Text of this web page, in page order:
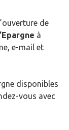
de
à
e-mail et
disponibles
vous avec